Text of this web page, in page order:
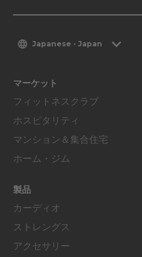
Japanese - Japan
マーケット
フィットネスクラブ
ホスピタリティ
マンション＆集合住宅
ホーム・ジム
製品
カーディオ
ストレングス
アクセサリー